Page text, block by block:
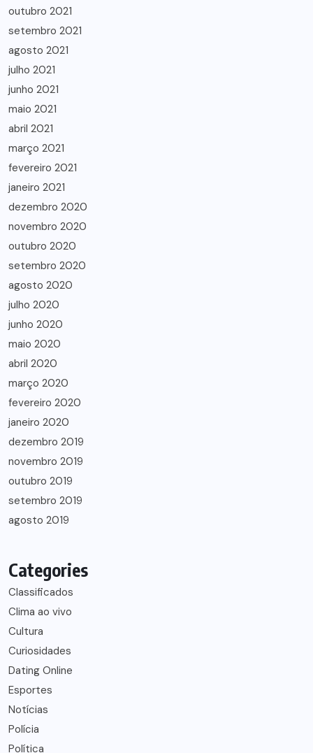
outubro 2021
setembro 2021
agosto 2021
julho 2021
junho 2021
maio 2021
abril 2021
março 2021
fevereiro 2021
janeiro 2021
dezembro 2020
novembro 2020
outubro 2020
setembro 2020
agosto 2020
julho 2020
junho 2020
maio 2020
abril 2020
março 2020
fevereiro 2020
janeiro 2020
dezembro 2019
novembro 2019
outubro 2019
setembro 2019
agosto 2019
Categories
Classificados
Clima ao vivo
Cultura
Curiosidades
Dating Online
Esportes
Notícias
Polícia
Política